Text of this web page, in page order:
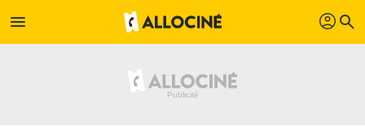
menu profil search